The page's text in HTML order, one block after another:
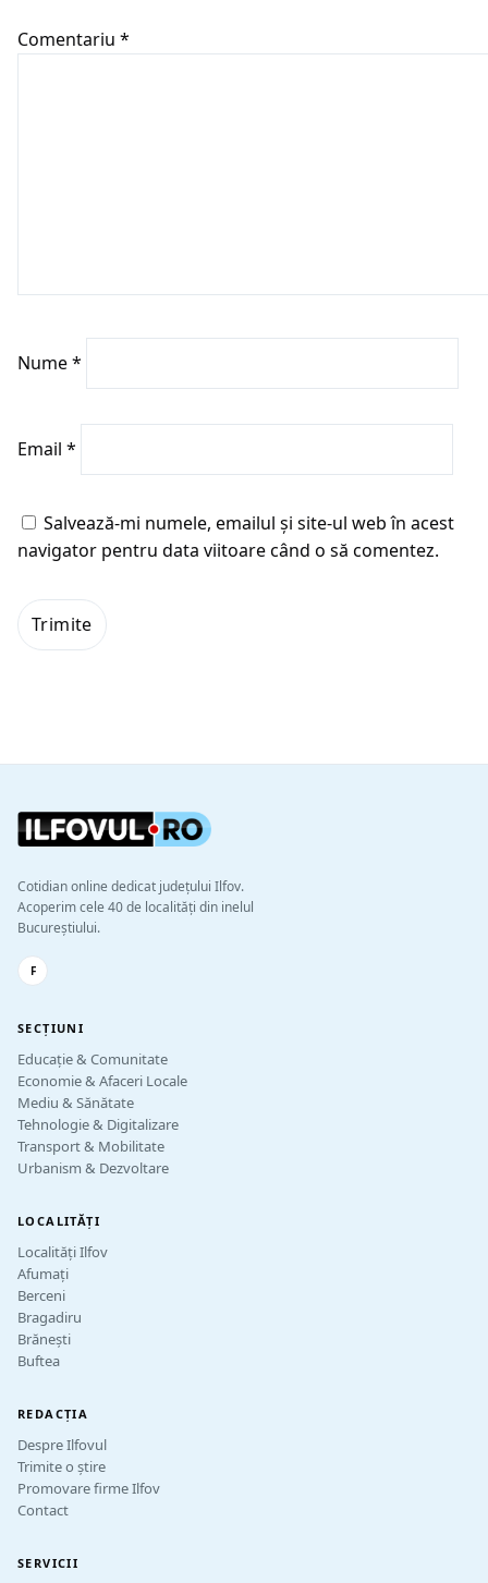
Comentariu *
Nume*
Email *
Salvează-mi numele, emailul și site-ul web în acest
navigator pentru data viitoare când o să comentez.
Cotidian online dedicat județului Ilfov.
Acoperim cele 40 de localități din inelul
Bucureștiului.
F
SECȚIUNI
Educație & Comunitate
Economie & Afaceri Locale
Mediu & Sănătate
Tehnologie & Digitalizare
Transport & Mobilitate
Urbanism & Dezvoltare
LOCALITĂȚI
Localități Ilfov
Afumați
Berceni
Bragadiru
Brănești
Buftea
REDACȚIA
Despre Ilfovul
Trimite o știre
Promovare firme Ilfov
Contact
SERVICII